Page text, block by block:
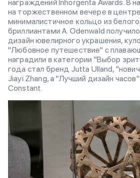
награждений Inhorgenta Awards. 8
на торжественном вечере в
минималистичное кольцо из
бриллиантами A. Odenwald
дизайн ювелирного украшения,
"Любовное путешествие" с
наградили в категории "Выбор
года стал бренд Jutta Ulland,
Jiayi Zhang, а "Лучший дизайн
Constant.